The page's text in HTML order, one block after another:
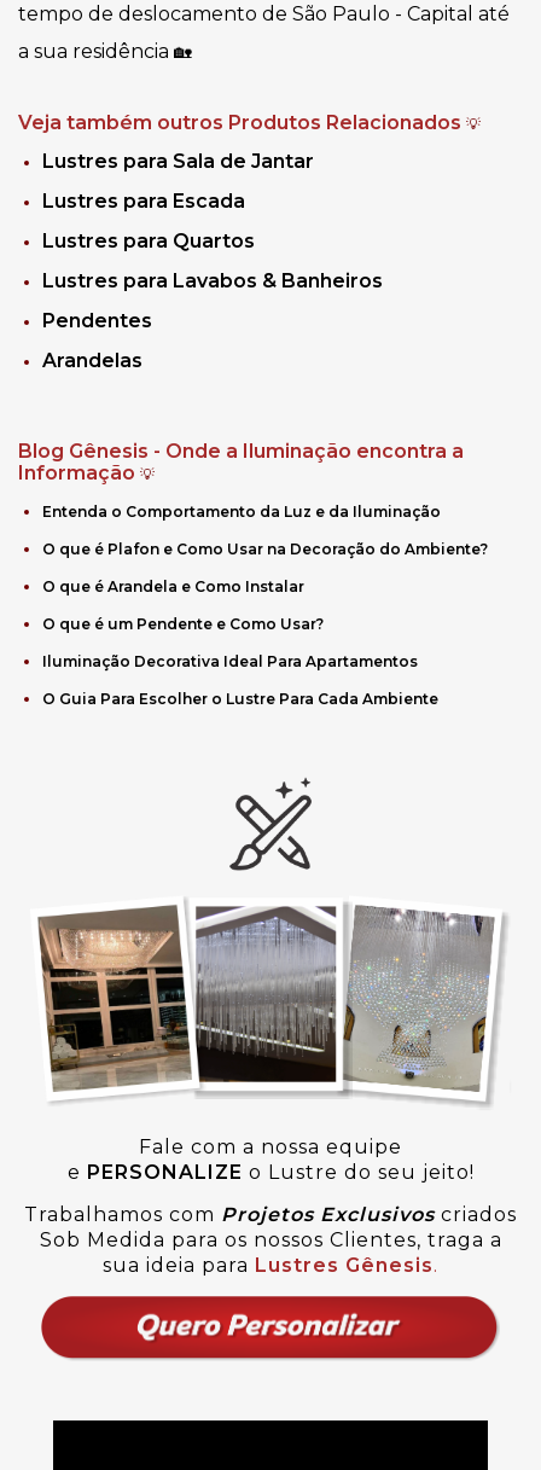
tempo de deslocamento de São Paulo - Capital até
a sua residência 🏡
Veja também outros Produtos Relacionados 💡
Lustres para Sala de Jantar
Lustres para Escada
Lustres para Quartos
Lustres para Lavabos & Banheiros
Pendentes
Arandelas
Blog Gênesis - Onde a Iluminação encontra a
Informação 💡
Entenda o Comportamento da Luz e da Iluminação
O que é Plafon e Como Usar na Decoração do Ambiente?
O que é Arandela e Como Instalar
O que é um Pendente e Como Usar?
Iluminação Decorativa Ideal Para Apartamentos
O Guia Para Escolher o Lustre Para Cada Ambiente
Fale com a nossa equipe
e PERSONALIZE o Lustre do seu jeito!
Trabalhamos com Projetos Exclusivoscriados
Sob Medida para os nossos Clientes, traga a
sua ideia para Lustres Gênesis.